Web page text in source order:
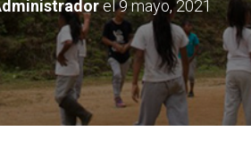
el9 mayo, 2021